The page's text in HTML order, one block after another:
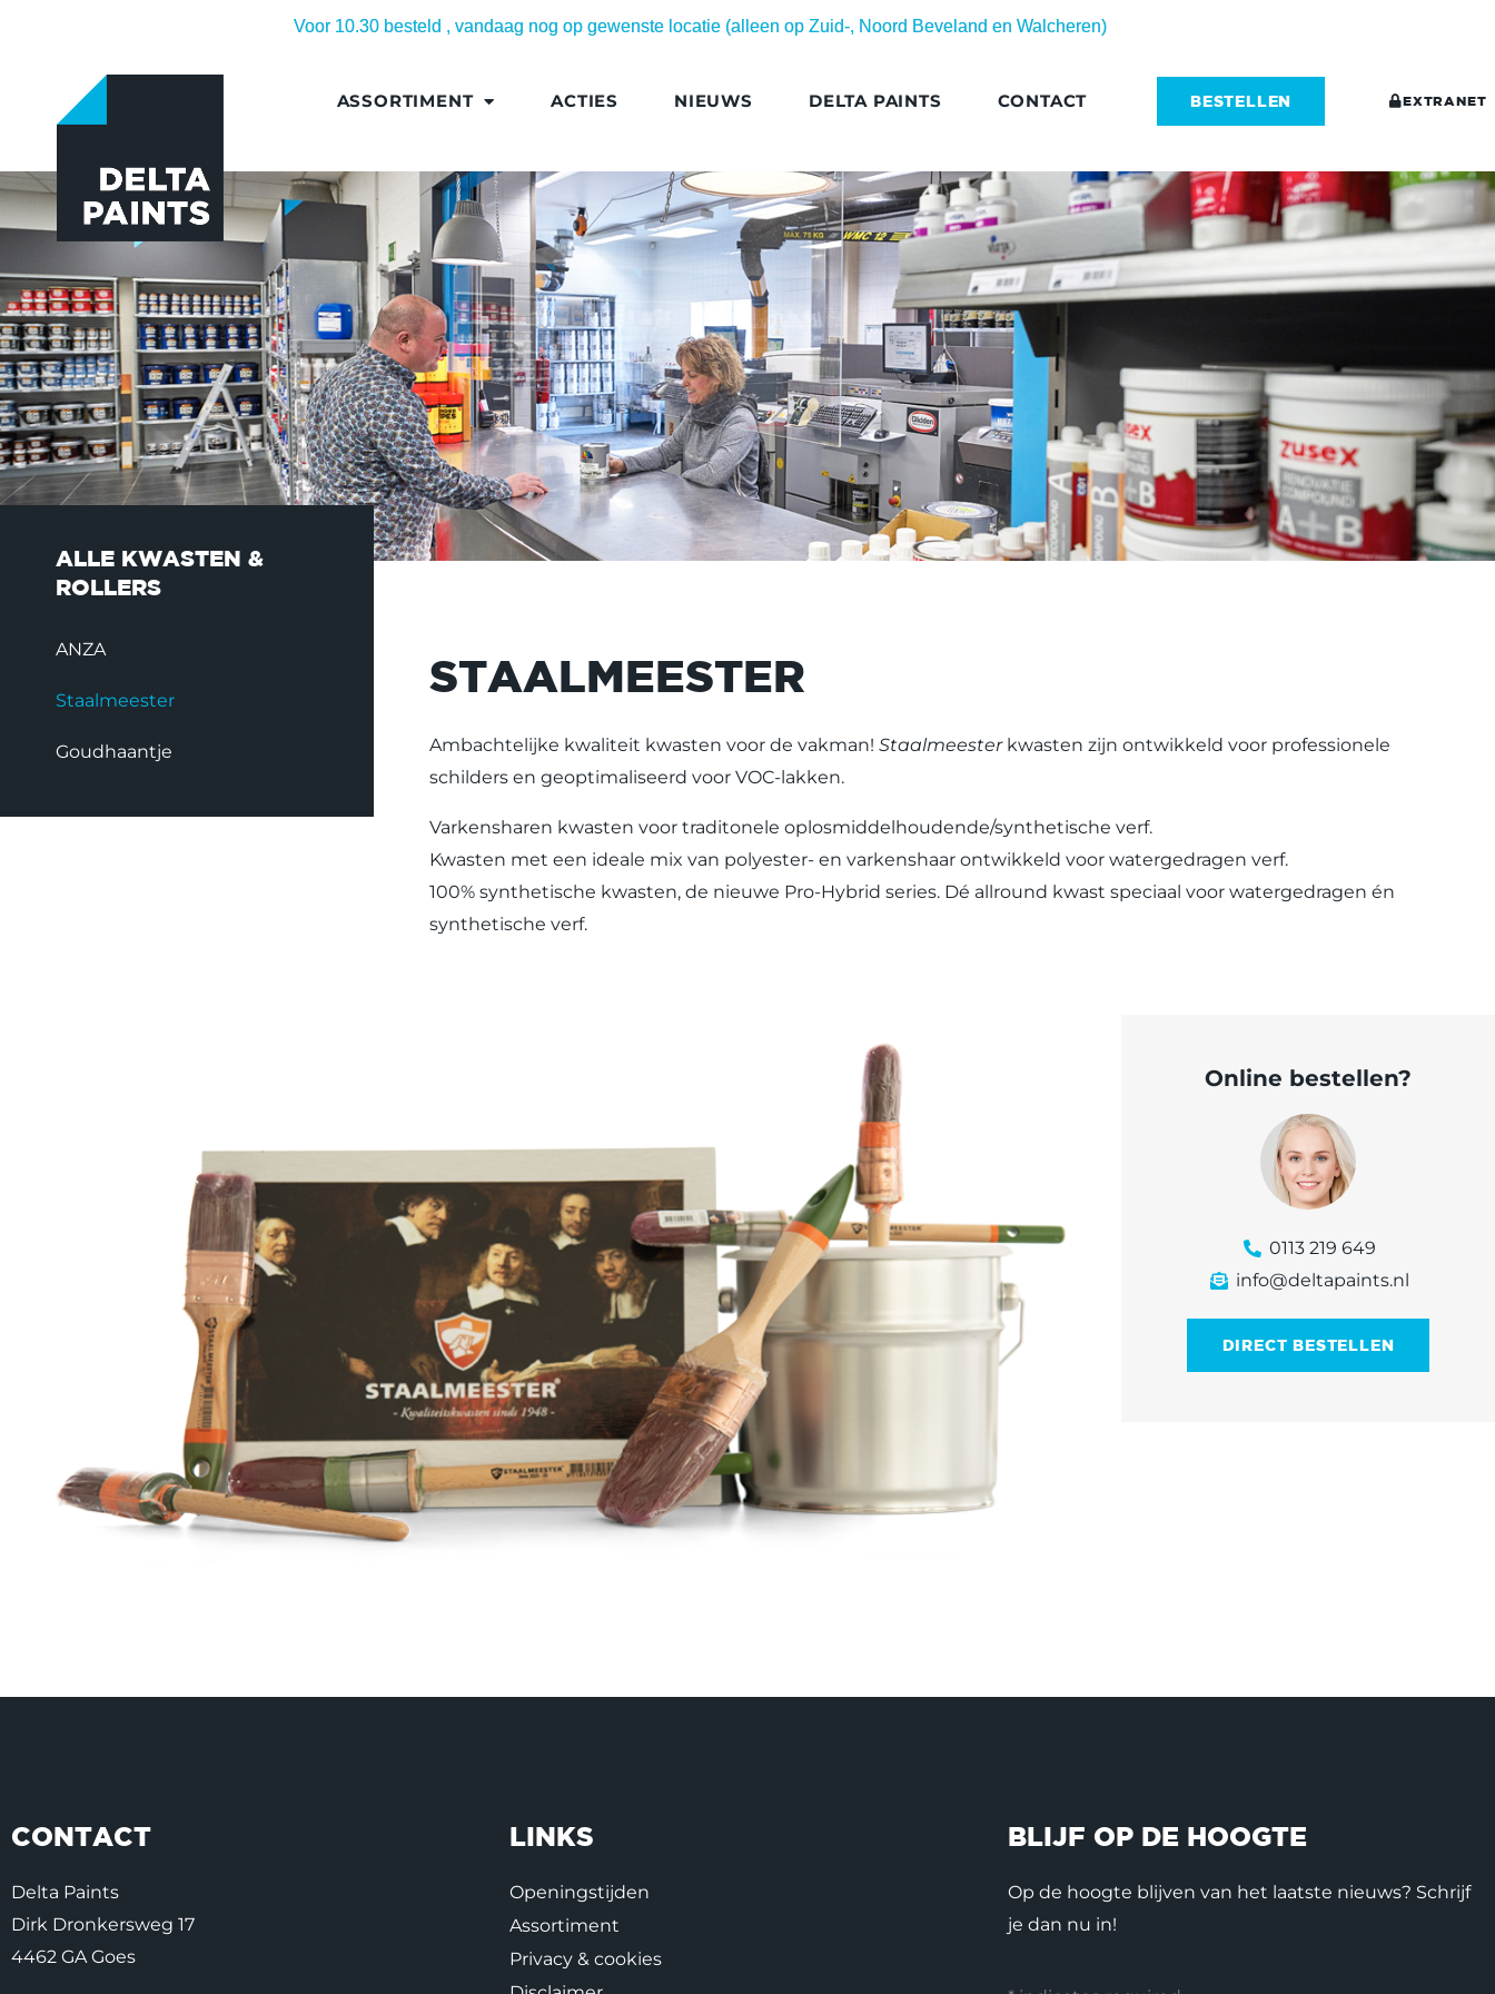
Voor 10.30 besteld , vandaag nog op gewenste locatie (alleen op Zuid-, Noord Beveland en Walcheren)
ASSORTIMENT ACTIES NIEUWS DELTA PAINTS CONTACT BESTELLEN EXTRANET
ALLE KWASTEN &
ROLLERS
ANZA
Staalmeester
Goudhaantje
STAALMEESTER
Ambachtelijke kwaliteit kwasten voor de vakman! Staalmeesterkwasten zijn ontwikkeld voor professionele
schilders en geoptimaliseerd voor VOC-lakken.
Varkensharen kwasten voor traditonele oplosmiddelhoudende/synthetische verf.
Kwasten met een ideale mix van polyester- en varkenshaar ontwikkeld voor watergedragen verf.
100% synthetische kwasten, de nieuwe Pro-Hybrid series. Dé allround kwast speciaal voor watergedragen én
synthetische verf.
Online bestellen?
0113 219 649
info@deltapaints.nl
DIRECT BESTELLEN
CONTACT
Delta Paints
Dirk Dronkersweg 17
4462 GA Goes
LINKS
Openingstijden
Assortiment
Privacy & cookies
BLIJF OP DE HOOGTE
Op de hoogte blijven van het laatste nieuws? Schrijf
je dan nu in!